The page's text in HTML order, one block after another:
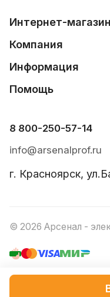
Интернет-магазин
Компания
Информация
Помощь
8 800-250-57-14
info@arsenalprof.ru
г. Красноярск,
© 2026 Арсенал -
Создание и